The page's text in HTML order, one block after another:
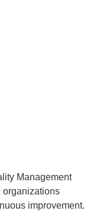
Management
organizations
improvement.